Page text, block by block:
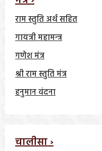
राम स्तुति अर्थ सहित
गायत्री महामन्त्र
गणेश मंत्र
श्री राम स्तुति मंत्र
हनुमान वंदना
चालीसा ›